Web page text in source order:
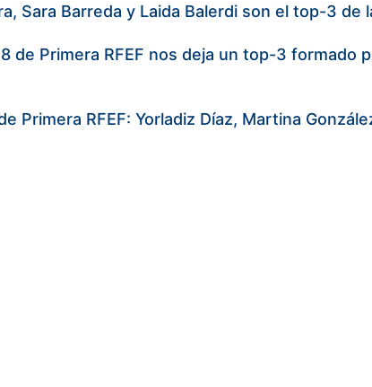
Sara Barreda y Laida Balerdi son el top-3 de
de Primera RFEF nos deja un top-3 formado
Primera RFEF: Yorladiz Díaz, Martina